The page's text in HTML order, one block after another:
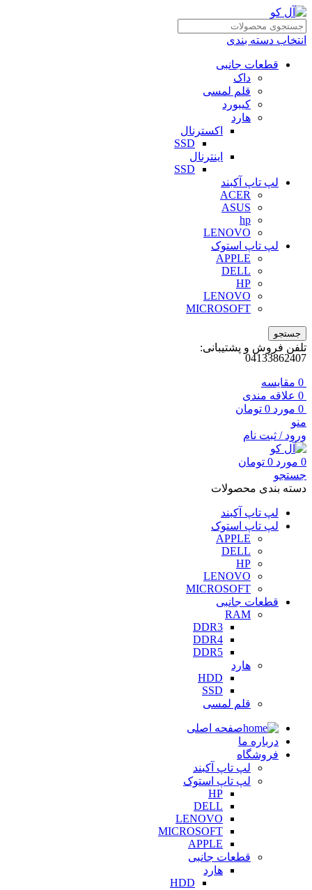
انتخاب دسته بندی
قطعات جانبی
داک
قلم لمسی
کیبورد
هارد
اکسترنال
SSD
اینترنال
SSD
لپ تاپ آکبند
ACER
ASUS
hp
LENOVO
لپ تاپ استوک
APPLE
DELL
HP
LENOVO
MICROSOFT
جستجو
تلفن فروش و پشتیبانی:
04133862407
0 مقايسه
0 علاقه مندی
0 مورد 0 تومان
منو
ورود / ثبت نام
0 مورد 0 تومان
جستجو
دسته بندی محصولات
لپ تاپ آکبند
لپ تاپ استوک
APPLE
DELL
HP
LENOVO
MICROSOFT
قطعات جانبی
RAM
DDR3
DDR4
DDR5
هارد
HDD
SSD
قلم لمسی
صفحه اصلی
درباره ما
فروشگاه
لپ تاپ آکبند
لپ تاپ استوک
HP
DELL
LENOVO
MICROSOFT
APPLE
قطعات جانبی
هارد
HDD